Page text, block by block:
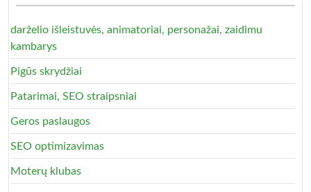
darželio išleistuvės, animatoriai, personažai, zaidimu
kambarys
Pigūs skrydžiai
Patarimai, SEO straipsniai
Geros paslaugos
SEO optimizavimas
Moterų klubas